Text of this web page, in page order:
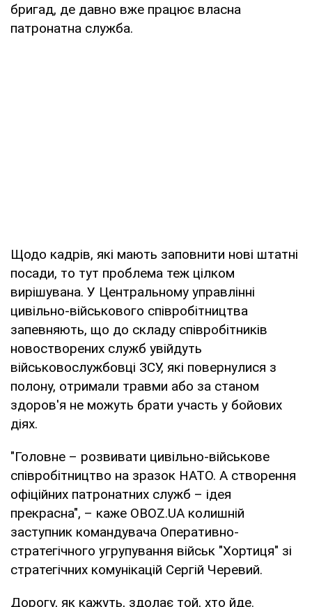
бригад, де давно вже працює власна
патронатна служба.
Щодо кадрів, які мають заповнити нові штатні
посади, то тут проблема теж цілком
вирішувана. У Центральному управлінні
цивільно-військового співробітництва
запевняють, що до складу співробітників
новостворених служб увійдуть
військовослужбовці ЗСУ, які повернулися з
полону, отримали травми або за станом
здоров'я не можуть брати участь у бойових
діях.
"Головне – розвивати цивільно-військове
співробітництво на зразок НАТО. А створення
офіційних патронатних служб – ідея
прекрасна", – каже OBOZ.UA колишній
заступник командувача Оперативно-
стратегічного угрупування військ "Хортиця" зі
стратегічних комунікацій Сергій Черевий.
Дорогу, як кажуть, здолає той, хто йде.